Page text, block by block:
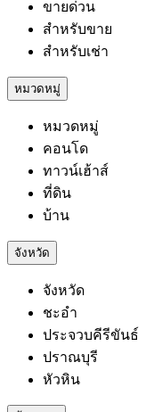
ขายด่วน
สำหรับขาย
สำหรับเช่า
หมวดหมู่
หมวดหมู่
คอนโด
ทาวน์เฮ้าส์
ที่ดิน
บ้าน
จังหวัด
จังหวัด
ชะอำ
ประจวบคีรีขันธ์
ปราณบุรี
หัวหิน